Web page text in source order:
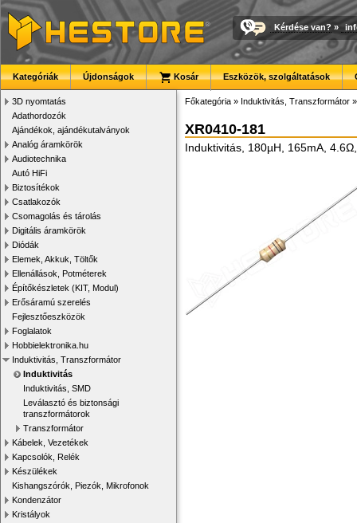
Kérdése van? »
Kategóriák Újdonságok Kosár Eszközök, szolgáltatások
3D nyomtatás
Adathordozók
Ajándékok, ajándékutalványok
Analóg áramkörök
Audiotechnika
Autó HiFi
Biztosítékok
Csatlakozók
Csomagolás és tárolás
Digitális áramkörök
Diódák
Elemek, Akkuk, Töltők
Ellenállások, Potméterek
Építőkészletek (KIT, Modul)
Erősáramú szerelés
Fejlesztőeszközök
Foglalatok
Hobbielektronika.hu
Induktivitás, Transzformátor
Induktivitás
Induktivitás, SMD
Leválasztó és biztonsági
transzformátorok
Transzformátor
Kábelek, Vezetékek
Kapcsolók, Relék
Készülékek
Kishangszórók, Piezók, Mikrofonok
Kondenzátor
Kristályok
Főkategória » Induktivitás, Transzformátor
XR0410-181
Induktivitás, 180µH, 165mA,